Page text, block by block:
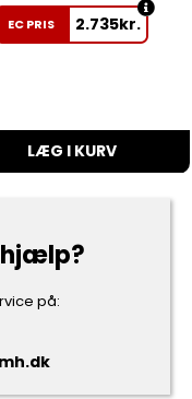
EC PRIS 2.735kr.
LÆG I KURV
hjælp?
på: